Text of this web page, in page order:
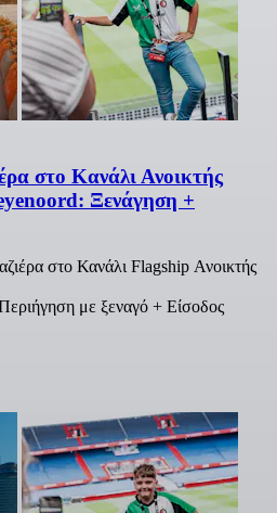
στο Κανάλι Ανοικτής
Ξενάγηση +
στο Κανάλι Flagship Ανοικτής
με ξεναγό + Είσοδος